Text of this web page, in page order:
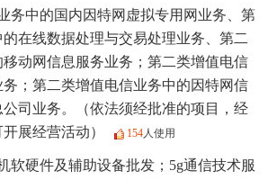
务中的国内因特网虚拟专用网业务、第
在线数据处理与交易处理业务、第二
动网信息服务业务；第二类增值电信
；第二类增值电信业务中的因特网信
司业务。（依法须经批准的项目，经
展经营活动）
154人使用
软硬件及辅助设备批发；5g通信技术服